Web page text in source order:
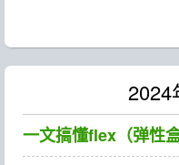
2024
一文搞懂flex（弹性盒